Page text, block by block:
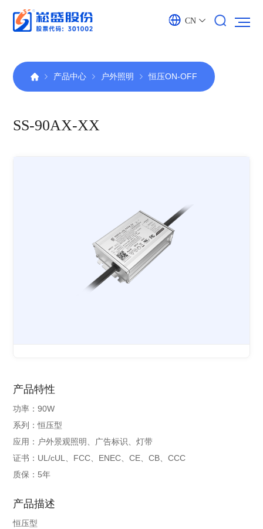
CN
产品中心 户外照明 恒压ON-OFF
SS-90AX-XX
产品特性
功率：90W
系列：恒压型
应用：户外景观照明、广告标识、灯带
证书：UL/cUL、FCC、ENEC、CE、CB、CCC
质保：5年
产品描述
恒压型